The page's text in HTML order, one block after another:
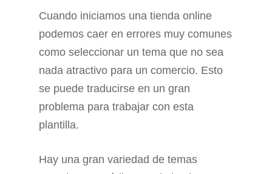
Cuando iniciamos una tienda online
podemos caer en errores muy comunes
como seleccionar un tema que no sea
nada atractivo para un comercio. Esto
se puede traducirse en un gran
problema para trabajar con esta
plantilla.
Hay una gran variedad de temas